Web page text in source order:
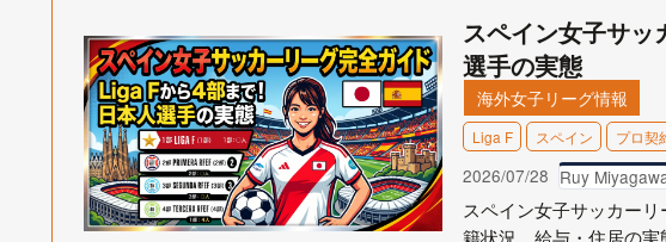
スペイン女子サ
選手の実態
海外女子リーグ情報
Liga F スペイン プロ契
2026/07/28 Ruy
スペイン女子サッカー
籍状況、給与・住居の